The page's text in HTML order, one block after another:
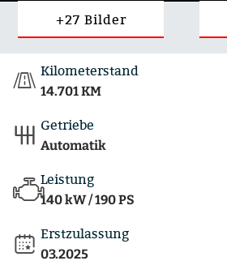
+27 Bilder
Kilometerstand
14.701 KM
Getriebe
Automatik
Leistung
140 kW / 190 PS
Erstzulassung
03.2025